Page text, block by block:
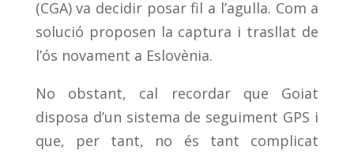
(CGA) va decidir posar fil a l’agulla. Com a
solució proposen la captura i trasllat de
l’ós novament a Eslovènia.
No obstant, cal recordar que Goiat
disposa d’un sistema de seguiment GPS i
que, per tant, no és tant complicat